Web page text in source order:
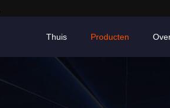
Thuis Producten